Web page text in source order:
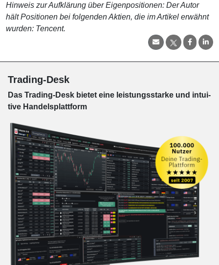
Hinweis zur Aufklärung über Eigenpositionen: Der Autor
hält Positionen bei folgenden Aktien, die im Artikel erwähnt
wurden: Tencent.
Trading-Desk
Das Trading-Desk bie­tet eine leis­tungs­star­ke und in­tui­
tive Han­dels­platt­form